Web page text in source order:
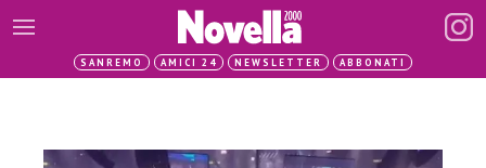
SANREMO AMICI 24 NEWSLETTER ABBONATI